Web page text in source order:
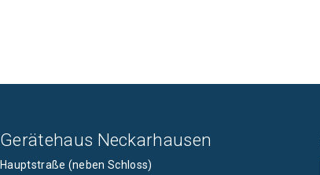
Gerätehaus Neckarhausen
Hauptstraße (neben Schloss)